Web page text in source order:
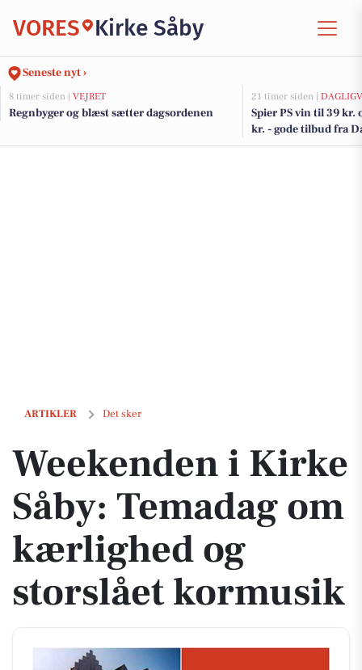
VORES Kirke Såby
Seneste nyt ›
8 timer siden | VEJRET
Regnbyger og blæst sætter dagsordenen
21 timer siden |
Spier PS vin til 39 kr.
kr. - gode tilbud fra
ARTIKLER Det sker
Weekenden i Kirke Såby: Temadag om kærlighed og storslået
Weekenden i Kirke
Såby: Temadag om
kærlighed og
storslået kormusik